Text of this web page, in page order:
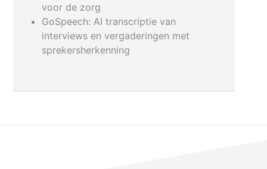
voor de zorg
GoSpeech: AI transcriptie van
interviews en vergaderingen met
sprekersherkenning